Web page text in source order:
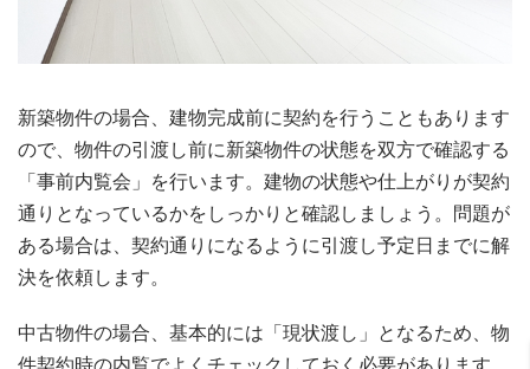
新築物件の場合、建物完成前に契約を行うこともあります
ので、物件の引渡し前に新築物件の状態を双方で確認する
「事前内覧会」を行います。建物の状態や仕上がりが契約
通りとなっているかをしっかりと確認しましょう。問題が
ある場合は、契約通りになるように引渡し予定日までに解
決を依頼します。
中古物件の場合、基本的には「現状渡し」となるため、物